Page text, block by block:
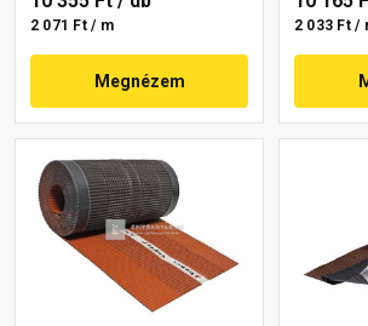
2 071 Ft / m
Megnézem
2 033 Ft /